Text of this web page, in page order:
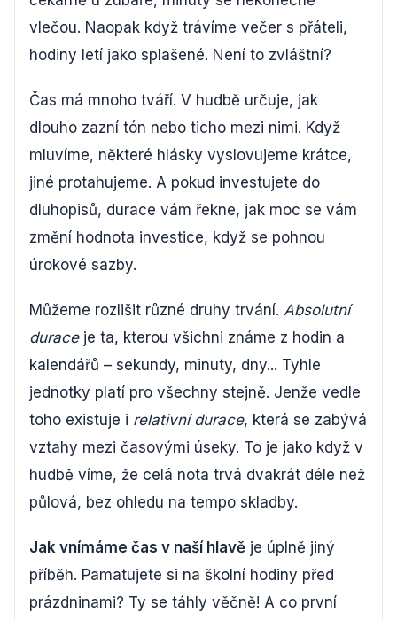
vlečou. Naopak když trávíme večer s přáteli,
hodiny letí jako splašené. Není to zvláštní?
Čas má mnoho tváří. V hudbě určuje, jak
dlouho zazní tón nebo ticho mezi nimi. Když
mluvíme, některé hlásky vyslovujeme krátce,
jiné protahujeme. A pokud investujete do
dluhopisů, durace vám řekne, jak moc se vám
změní hodnota investice, když se pohnou
úrokové sazby.
Můžeme rozlišit různé druhy trvání. Absolutní
duraceje ta, kterou všichni známe z hodin a
kalendářů – sekundy, minuty, dny... Tyhle
jednotky platí pro všechny stejně. Jenže vedle
toho existuje i relativní durace, která se zabývá
vztahy mezi časovými úseky. To je jako když v
hudbě víme, že celá nota trvá dvakrát déle než
půlová, bez ohledu na tempo skladby.
Jak vnímáme čas v naší hlavě je úplně jiný
příběh. Pamatujete si na školní hodiny před
prázdninami? Ty se táhly věčně! A co první